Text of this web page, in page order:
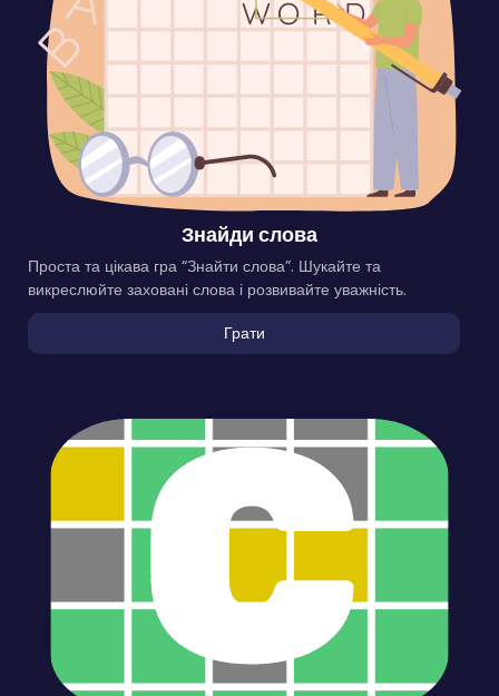
Знайди слова
Проста та цікава гра “Знайти слова”. Шукайте та
викреслюйте заховані слова і розвивайте уважність.
Грати